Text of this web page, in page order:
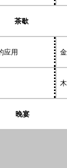
茶歇
应用
晚宴